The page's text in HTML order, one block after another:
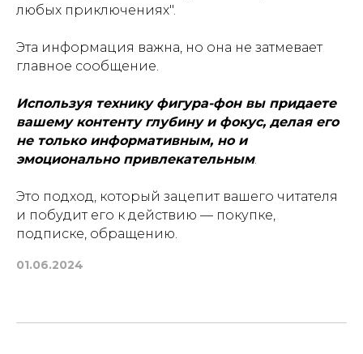
любых приключениях".
Эта информация важна, но она не затмевает
главное сообщение.
Используя технику фигура-фон вы придаете
вашему контенту глубину и фокус, делая его
не только информативным, но и
эмоционально привлекательным.
Это подход, который зацепит вашего читателя
и побудит его к действию — покупке,
подписке, обращению.
01.06.2024